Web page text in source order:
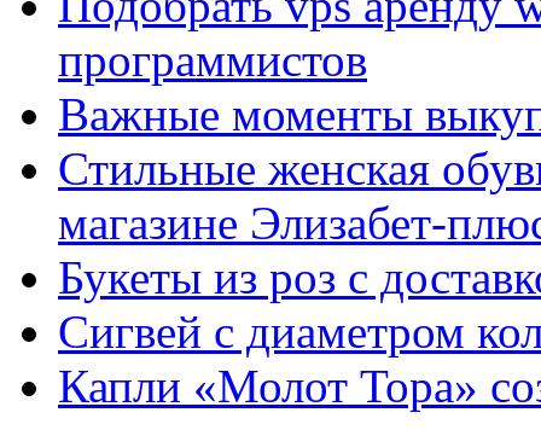
программистов
Важные моменты
Стильные женская
магазине Элизабет-
Букеты из роз с
Сигвей с диаметром
Капли «Молот Тора»